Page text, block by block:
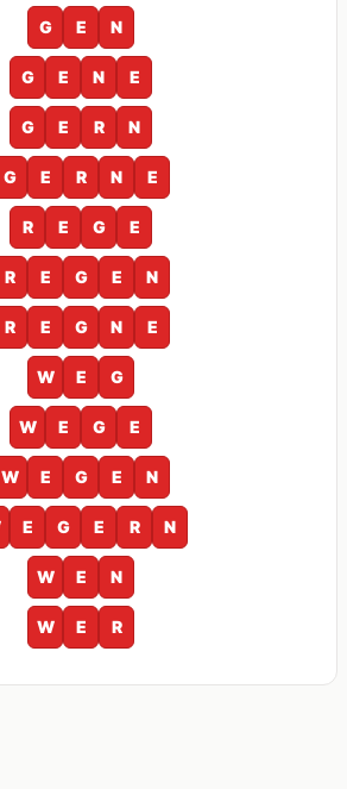
G E N
G E N E
G E R N
G E R N E
R E G E
R E G E N
R E G N E
W E G
W E G E
W E G E N
E G E R N
W E N
W E R